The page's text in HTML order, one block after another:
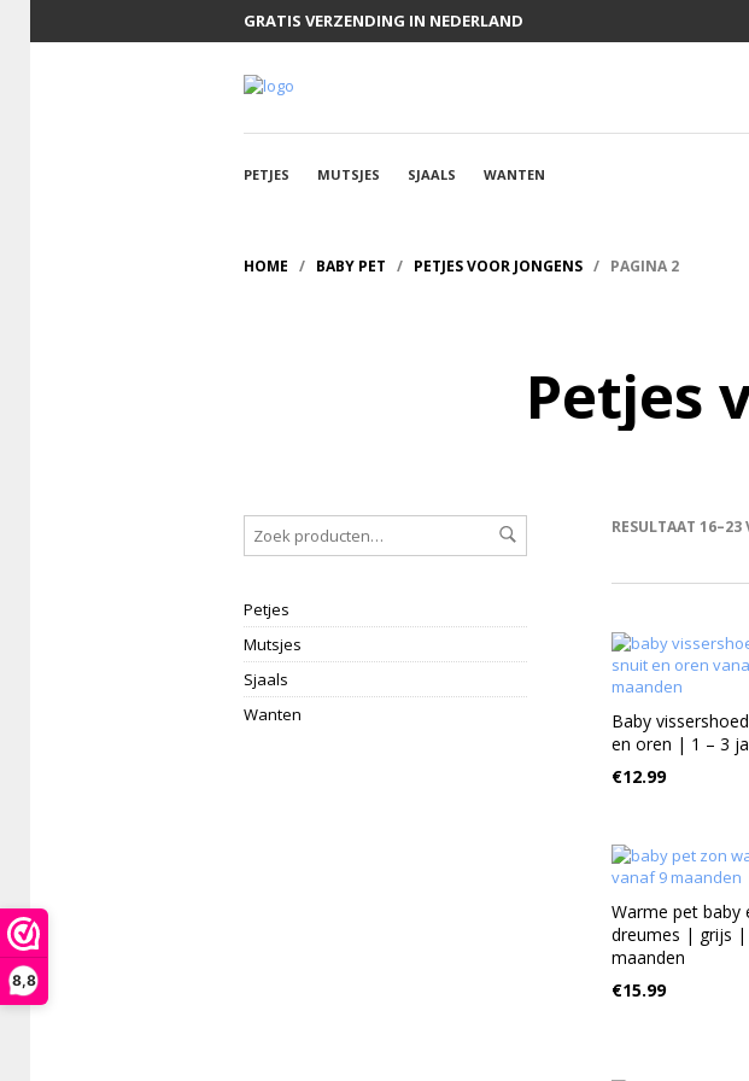
8,8
GRATIS VERZENDING IN NEDERLAND
PETJES MUTSJES SJAALS WANTEN
HOME / BABY PET / PETJES VOOR JONGENS / PAGINA 2
Petjes
RESULTAAT 16–23
Petjes
Mutsjes
Sjaals
Wanten
Baby
en oren | 1 – 3
€12.99
Warme pet baby
dreumes | grijs |
maanden
€15.99